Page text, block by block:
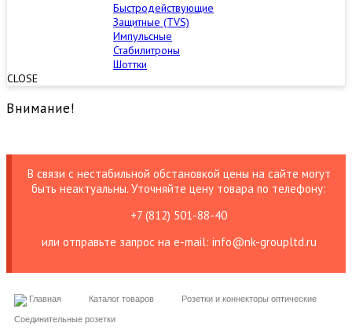
Быстродействующие
Защитные (TVS)
Импульсные
Стабилитроны
Шоттки
CLOSE
Внимание!
В связи с нестабильной обстановкой цены на сайте могут
быть неактуальны. Уточняйте цену товара по телефону:
+7 (812) 501-88-40
или отправьте запрос на е-mail: info@nk-groupltd.ru
Главная Каталог товаров Розетки и коннекторы оптические
Соединительные розетки